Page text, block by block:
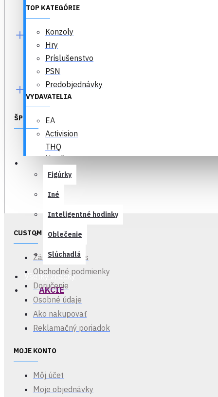
KATEGÓRIE
TOP KATEGÓRIE
Konzoly
Hry
Príslušenstvo
PSN
Predobjednávky
VYDAVATELIA
EA
Activision
THQ
Nordic
Ubisoft
Capcom
SEGA
Bandai
2k Games
KATEGÓRIE
ŠPECIALITKY
Figúrky
Iné
Inteligentné hodinky
Oblečenie
Slúchadlá
Všetky značky
AKCIE
ŠPECIÁLNE PONUKY
CUSTOM LINKS
Zásady Cookies
Obchodné podmienky
Doručenie
Osobné údaje
Ako nakupovať
Reklamačný poriadok
MOJE KONTO
Môj účet
Moje objednávky